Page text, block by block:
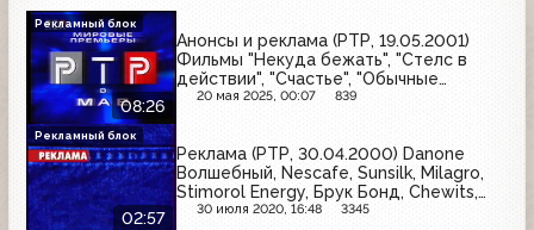
08:26
Анонсы и реклама (РТР, 19.05.2001)
Фильмы "Некуда бежать", "Стелс в
действии", "Счастье", "Обычные
подозреваемые", "Денежный поезд",
представляет замечательных людей
20 мая 2025, 00:07 839
Рекламный блок
02:57
Реклама (РТР, 30.04.2000) Danone
Волшебный, Nescafe, Sunsilk, Milagro,
Stimorol Energy, Брук Бонд, Chewits,
концерты Николая Баскова
30 июля 2020, 16:48 3345
Рекламный блок